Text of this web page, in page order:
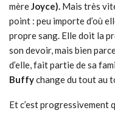
mèreJoyce). Mais très
point : peu importe d’où
propre sang. Elle doit la
son devoir, mais bien
d’elle, fait partie de sa
Buffychange du tout au
Et c’est progressivement